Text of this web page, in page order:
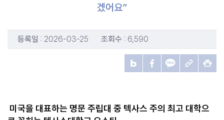
겠어요”
등록일 : 2026-03-25 조회수 : 6,590
미국을 대표하는 명문 주립대 중 텍사스 주의 최고 대학으